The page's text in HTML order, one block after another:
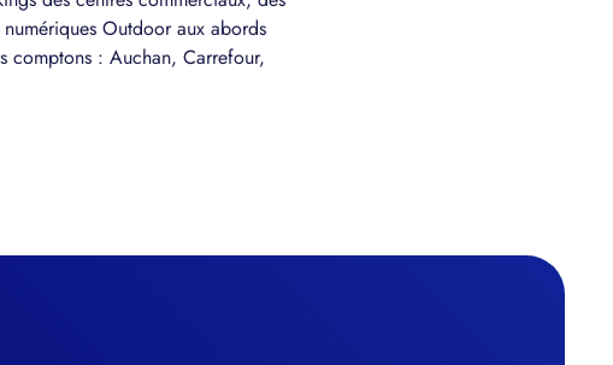
Outdoor aux abords
comptons : Auchan, Carrefour,